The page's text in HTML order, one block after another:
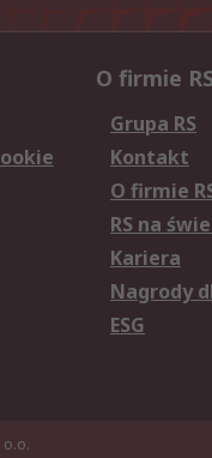
O firmie
Grupa RS
Kontakt
O firmie
RS na
Kariera
Nagrody
ESG
o.o.